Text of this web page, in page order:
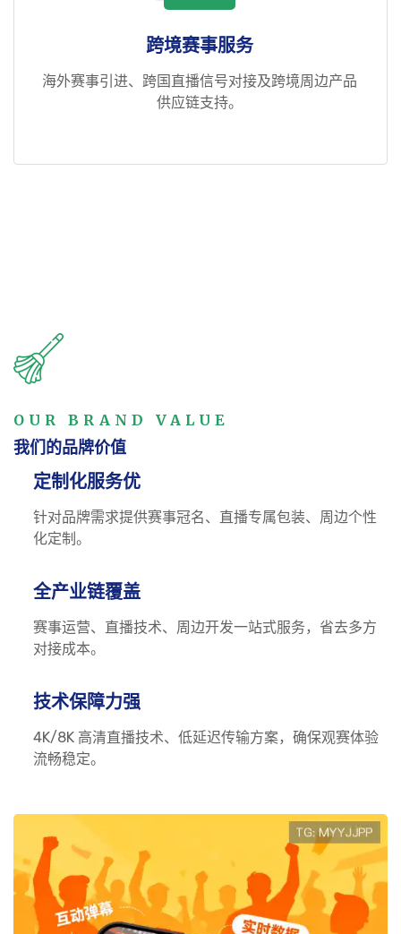
跨境赛事服务
海外赛事引进、跨国直播信号对接及跨境周边产品
供应链支持。
OUR BRAND VALUE
我们的品牌价值
定制化服务优
针对品牌需求提供赛事冠名、直播专属包装、周边个性
化定制。
全产业链覆盖
赛事运营、直播技术、周边开发一站式服务，省去多方
对接成本。
技术保障力强
4K/8K 高清直播技术、低延迟传输方案，确保观赛体验
流畅稳定。